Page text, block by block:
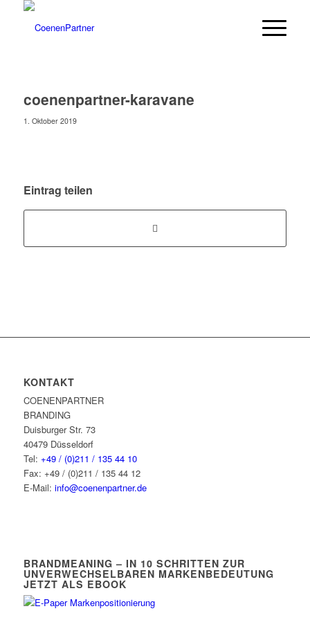
coenenpartner-karavane
1. Oktober 2019
Eintrag teilen
KONTAKT
COENENPARTNER
BRANDING
Duisburger Str. 73
40479 Düsseldorf
Tel: +49 / (0)211 / 135 44 10
Fax: +49 / (0)211 / 135 44 12
E-Mail: info@coenenpartner.de
BRANDMEANING – IN 10 SCHRITTEN ZUR
UNVERWECHSELBAREN MARKENBEDEUTUNG
JETZT ALS EBOOK